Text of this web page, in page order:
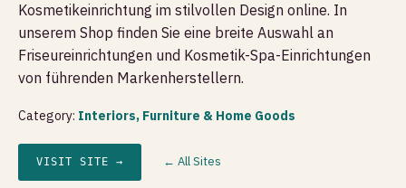
Kosmetikeinrichtung im stilvollen Design online. In
unserem Shop finden Sie eine breite Auswahl an
Friseureinrichtungen und Kosmetik-Spa-Einrichtungen
von führenden Markenherstellern.
Category: Interiors, Furniture & Home Goods
VISIT SITE → ← All Sites